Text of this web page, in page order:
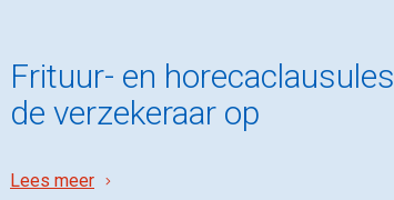
​Frituur- en
de verzekeraar op
Lees meer